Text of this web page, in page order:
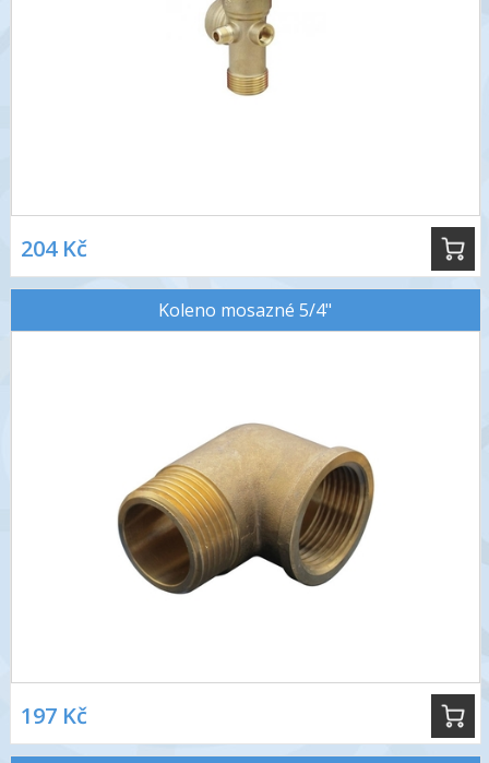
204 Kč
Koleno mosazné 5/4"
197 Kč